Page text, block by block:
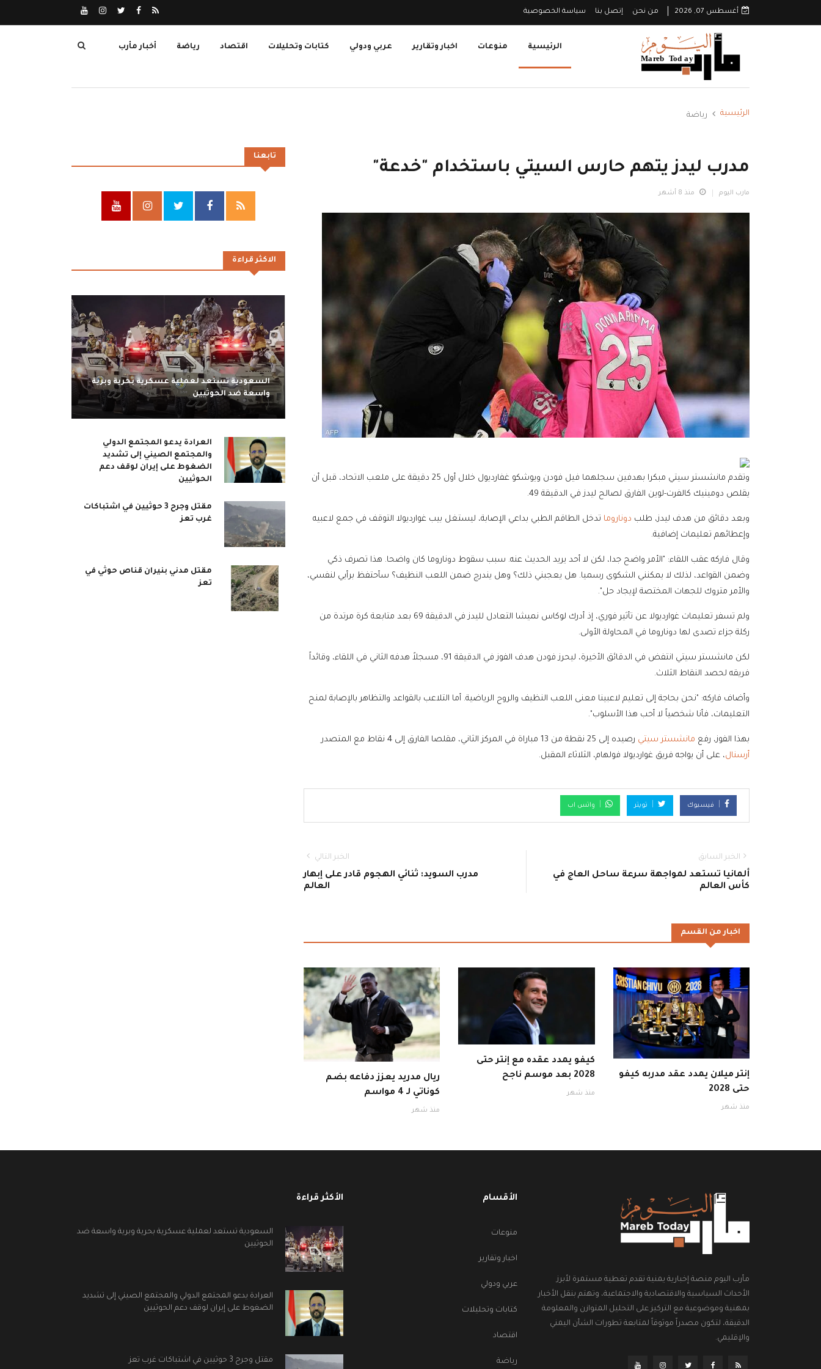
أغسطس 07, 2026 من نحن إتصل بنا سياسة الخصوصية
الرئيسية منوعات اخبار وتقارير عربي ودولي كتابات وتحليلات اقتصاد رياضة أخبار مأرب
الرئيسية رياضة
مدرب ليدز يتهم حارس السيتي باستخدام "خدعة"
مارب اليوم منذ 8 أشهر
وتقدم مانشستر سيتي مبكرا بهدفين سجلهما فيل فودن ويوشكو غفارديول خلال أول 25 دقيقة على ملعب الاتحاد، قبل أن
يقلص دومينيك كالفرت-لوين الفارق لصالح ليدز في الدقيقة 49.
وبعد دقائق من هدف ليدز، طلب دوناروما تدخل الطاقم الطبي بداعي الإصابة، ليستغل بيب غوارديولا التوقف في جمع لاعبيه
وإعطائهم تعليمات إضافية.
وقال فاركه عقب اللقاء: "الأمر واضح جدا، لكن لا أحد يريد الحديث عنه. سبب سقوط دوناروما كان واضحا. هذا تصرف ذكي
وضمن القواعد، لذلك لا يمكنني الشكوى رسميا. هل يعجبني ذلك؟ وهل يندرج ضمن اللعب النظيف؟ سأحتفظ برأيي لنفسي،
والأمر متروك للجهات المختصة لإيجاد حل".
ولم تسفر تعليمات غوارديولا عن تأثير فوري، إذ أدرك لوكاس نميشا التعادل لليدز في الدقيقة 69 بعد متابعة كرة مرتدة من
ركلة جزاء تصدى لها دوناروما في المحاولة الأولى.
لكن مانشستر سيتي انتفض في الدقائق الأخيرة، ليحرز فودن هدف الفوز في الدقيقة 91، مسجلاً هدفه الثاني في اللقاء، وقائداً
فريقه لحصد النقاط الثلاث.
وأضاف فاركه: "نحن بحاجة إلى تعليم لاعبينا معنى اللعب النظيف والروح الرياضية. أما التلاعب بالقواعد والتظاهر بالإصابة لمنح
التعليمات، فأنا شخصياً لا أحب هذا الأسلوب".
بهذا الفوز، رفع مانشستر سيتي رصيده إلى 25 نقطة من 13 مباراة في المركز الثاني، مقلصا الفارق إلى 4 نقاط مع المتصدر
أرسنال، على أن يواجه فريق غوارديولا فولهام، الثلاثاء المقبل.
فيسبوك تويتر واتس اب
الخبر السابق
ألمانيا تستعد لمواجهة سرعة ساحل العاج في
كأس العالم
الخبر التالي
مدرب السويد: ثنائي الهجوم قادر على إبهار
العالم
اخبار من القسم
إنتر ميلان يمدد عقد مدربه كيفو
حتى 2028
منذ شهر
كيفو يمدد عقده مع إنتر حتى
2028 بعد موسم ناجح
منذ شهر
ريال مدريد يعزز دفاعه بضم
كوناتي لـ 4 مواسم
منذ شهر
تابعنا
الاكثر قراءة
السعودية تستعد لعملية عسكرية بحرية وبرية
واسعة ضد الحوثيين
العرادة يدعو المجتمع الدولي
والمجتمع الصيني إلى تشديد
الضغوط على إيران لوقف دعم
الحوثيين
مقتل وجرح 3 حوثيين في اشتباكات
غرب تعز
مقتل مدني بنيران قناص حوثي في
تعز
مأرب اليوم منصة إخبارية يمنية تقدم تغطية مستمرة لأبرز
الأحداث السياسية والاقتصادية والاجتماعية، وتهتم بنقل الأخبار
بمهنية وموضوعية مع التركيز على التحليل المتوازن والمعلومة
الدقيقة، لتكون مصدراً موثوقاً لمتابعة تطورات الشأن اليمني
والإقليمي.
الأقسام
منوعات
اخبار وتقارير
عربي ودولي
كتابات وتحليلات
اقتصاد
رياضة
الأكثر قراءة
السعودية تستعد لعملية عسكرية بحرية وبرية واسعة ضد
الحوثيين
العرادة يدعو المجتمع الدولي والمجتمع الصيني إلى تشديد
الضغوط على إيران لوقف دعم الحوثيين
مقتل وجرح 3 حوثيين في اشتباكات غرب تعز